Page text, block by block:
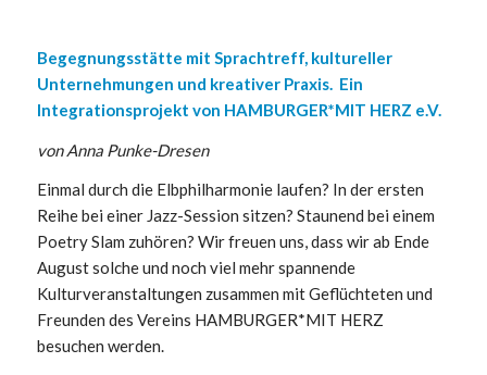
Begegnungsstätte mit Sprachtreff, kultureller
Unternehmungen und kreativer Praxis. Ein
Integrationsprojekt von HAMBURGER*MIT HERZ e.V.
von Anna Punke-Dresen
Einmal durch die Elbphilharmonie laufen? In der ersten
Reihe bei einer Jazz-Session sitzen? Staunend bei einem
Poetry Slam zuhören? Wir freuen uns, dass wir ab Ende
August solche und noch viel mehr spannende
Kulturveranstaltungen zusammen mit Geflüchteten und
Freunden des Vereins HAMBURGER*MIT HERZ
besuchen werden.